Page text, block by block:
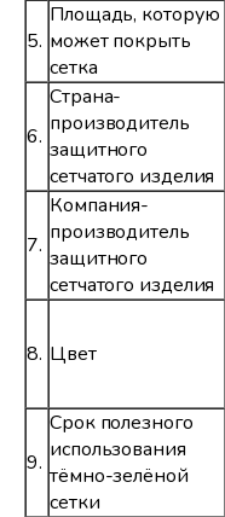
5.
Площадь, которую
может покрыть
сетка
6.
Страна-
производитель
защитного
сетчатого изделия
7.
Компания-
производитель
защитного
сетчатого изделия
8. Цвет
9.
Срок полезного
использования
тёмно-зелёной
сетки